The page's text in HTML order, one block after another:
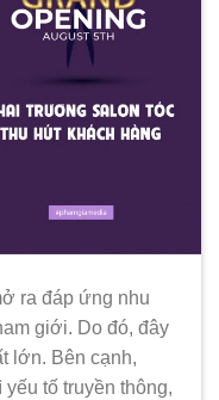
ra đáp ứng nhu
giới. Do đó, đây
lớn. Bên cạnh,
tố truyền thông,